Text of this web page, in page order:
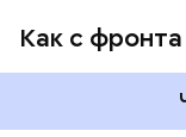
Как с фронта
христианской
посвятить свою
книги. Его дядя,
такое усердие,